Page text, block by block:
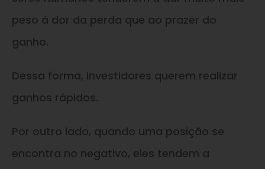
peso à dor da perda que ao prazer do
ganho.
Dessa forma, investidores querem realizar
ganhos rápidos.
Por outro lado, quando uma posição se
encontra no negativo, eles tendem a